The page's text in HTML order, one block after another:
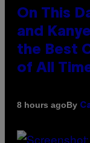
On This
and
the Best
of All
8 hours agoBy